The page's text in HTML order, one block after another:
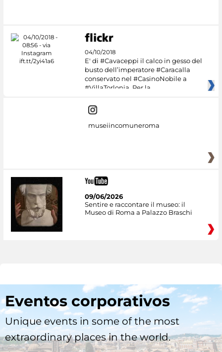
04/10/2018
E' di #Cavaceppi il calco in gesso del
busto dell’imperatore #Caracalla
conservato nel #CasinoNobile a
#VillaTorlonia. Per la
museiincomuneroma
09/06/2026
Sentire e raccontare il museo: il
Museo di Roma a Palazzo Braschi
Eventos corporativos
Unique events in some of the most
extraordinary places in the world.